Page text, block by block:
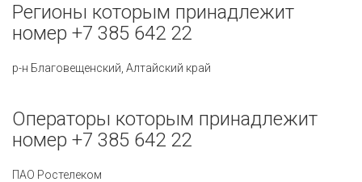
Регионы которым принадлежит
номер +7 385 642 22
р-н Благовещенский, Алтайский край
Операторы которым принадлежит
номер +7 385 642 22
ПАО Ростелеком